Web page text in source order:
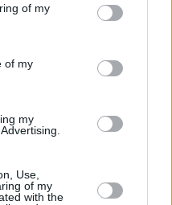
of my
of my
my
Use,
of my
with the
The El
οι διοργανωτές,
με την αντίστοιχη
τον ιστορικό